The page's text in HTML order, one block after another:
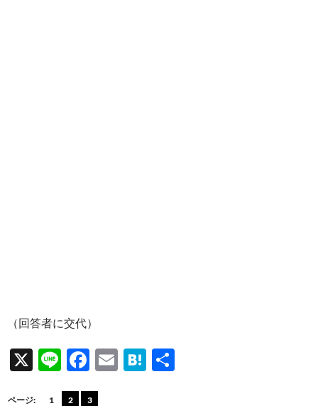
（回答者に交代）
X
Li
F
E
H
ページ: 1 2 3